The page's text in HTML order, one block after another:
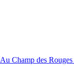
Au Champ des